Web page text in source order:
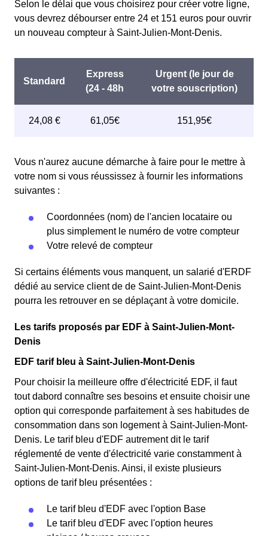
Selon le délai que vous choisirez pour créer votre ligne,
vous devrez débourser entre 24 et 151 euros pour ouvrir
un nouveau compteur à Saint-Julien-Mont-Denis.
Vous n'aurez aucune démarche à faire pour le mettre à
votre nom si vous réussissez à fournir les informations
suivantes :
Coordonnées (nom) de l'ancien locataire ou
plus simplement le numéro de votre compteur
Votre relevé de compteur
Si certains éléments vous manquent, un salarié d'ERDF
dédié au service client de de Saint-Julien-Mont-Denis
pourra les retrouver en se déplaçant à votre domicile.
Les tarifs proposés par EDF à Saint-Julien-Mont-
Denis
EDF tarif bleu à Saint-Julien-Mont-Denis
Pour choisir la meilleure offre d'électricité EDF, il faut
tout dabord connaître ses besoins et ensuite choisir une
option qui corresponde parfaitement à ses habitudes de
consommation dans son logement à Saint-Julien-Mont-
Denis. Le tarif bleu d'EDF autrement dit le tarif
réglementé de vente d'électricité varie constamment à
Saint-Julien-Mont-Denis. Ainsi, il existe plusieurs
options de tarif bleu présentées :
Le tarif bleu d'EDF avec l'option Base
Le tarif bleu d'EDF avec l'option heures